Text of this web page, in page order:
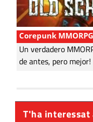
Corepunk MMORPG
Un verdadero
de antes, pero mejor!
T'ha